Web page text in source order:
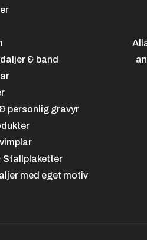
& band
personlig gravyr
Stallplaketter
med eget motiv